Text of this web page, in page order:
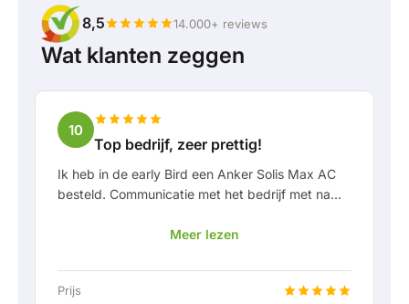
8,5 14.000+ reviews
Wat klanten zeggen
10
Top bedrijf, zeer prettig!
Ik heb in de early Bird een Anker Solis Max AC
besteld. Communicatie met het bedrijf met name
werd ik goed op de hoogte gehouden van
afspraak van levering werd er zelfs een gratis
een vaste aansluiting aangeboden om de thuis
Meer lezen
Prijs